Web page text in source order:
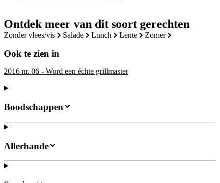
Ontdek meer van dit soort gerechten
zonder vlees/vis salade lunch lente zomer
Ook te zien in
2016 nr. 06 - Word een échte grillmaster
Boodschappen
Allerhande